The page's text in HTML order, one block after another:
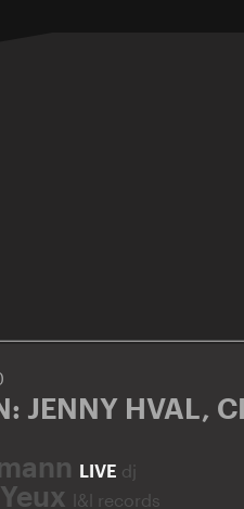
JENNY HVAL,
LIVE dj
l&l records